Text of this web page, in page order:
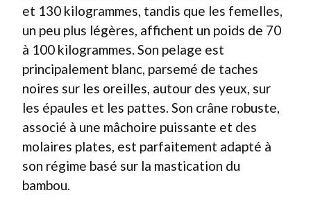
et 130 kilogrammes, tandis que les femelles,
un peu plus légères, affichent un poids de 70
à 100 kilogrammes. Son pelage est
principalement blanc, parsemé de taches
noires sur les oreilles, autour des yeux, sur
les épaules et les pattes. Son crâne robuste,
associé à une mâchoire puissante et des
molaires plates, est parfaitement adapté à
son régime basé sur la mastication du
bambou.